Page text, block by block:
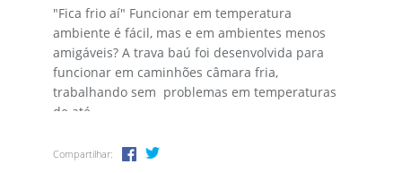
"Fica frio aí" Funcionar em temperatura
ambiente é fácil, mas e em ambientes menos
amigáveis? A trava baú foi desenvolvida para
funcionar em caminhões câmara fria,
trabalhando sem problemas em temperaturas
de até...
Compartilhar: